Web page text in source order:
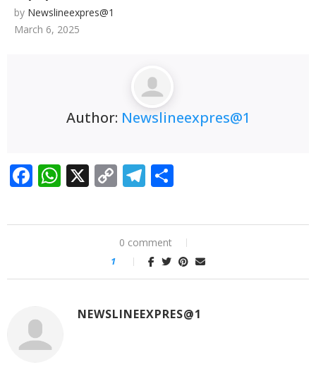
‘ਤੇ ; ਦੋ ਦਿਨਾਂ ਦੀ ਕਲਮ ਛੋੜ ਹੜਤਾਲ ਤੋਂ ਬਾਅਦ ਸਮੂਹਿਕ
ਦੇ ਲਾਈਵ ਪ੍ਰਸਾਰਣ ’ਤੇ ਵਧਿਆ ਵਿਵਾਦ; SGPC ਵੱਲੋਂ
GTC ਚੈਨਲ ਨੂੰ ਲੀਗਲ ਨੋਟਿਸ ਜਾਰੀ
ਸਰੀਨ ਦਾ ਪਟਿਆਲਾ ਪਹੁੰਚਣ ‘ਤੇ ਭਰਵਾਂ ਸਵਾਗਤ :
ਲੋਕਾਂ ਨੇ ਪੰਜਾਬ ਪ੍ਰਦੂਸ਼ਣ ਰੋਕਥਾਮ ਬੋਰਡ ਅਤੇ ਨਗਰ ਨਿਗਮ
by Newslineexpres@1
March 6, 2025
Author: Newslineexpres@1
Facebook
WhatsApp
X CopyTelegram
0 comment
1
NEWSLINEEXPRES@1